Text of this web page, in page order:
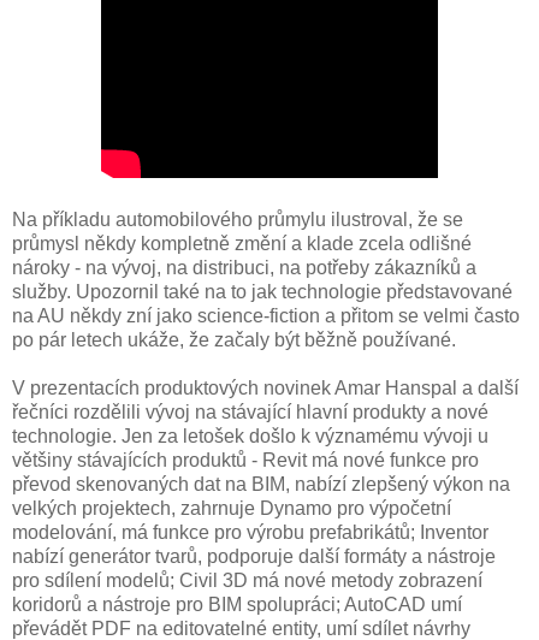
Na příkladu automobilového průmylu ilustroval, že se
průmysl někdy kompletně změní a klade zcela odlišné
nároky - na vývoj, na distribuci, na potřeby zákazníků a
služby. Upozornil také na to jak technologie představované
na AU někdy zní jako science-fiction a přitom se velmi často
po pár letech ukáže, že začaly být běžně používané.
V prezentacích produktových novinek Amar Hanspal a další
řečníci rozdělili vývoj na stávající hlavní produkty a nové
technologie. Jen za letošek došlo k významému vývoji u
většiny stávajících produktů - Revit má nové funkce pro
převod skenovaných dat na BIM, nabízí zlepšený výkon na
velkých projektech, zahrnuje Dynamo pro výpočetní
modelování, má funkce pro výrobu prefabrikátů; Inventor
nabízí generátor tvarů, podporuje další formáty a nástroje
pro sdílení modelů; Civil 3D má nové metody zobrazení
koridorů a nástroje pro BIM spolupráci; AutoCAD umí
převádět PDF na editovatelné entity, umí sdílet návrhy